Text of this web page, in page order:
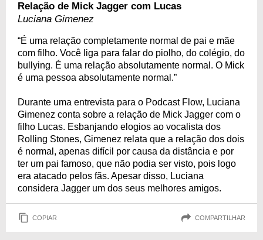
Relação de Mick Jagger com Lucas
Luciana Gimenez
“É uma relação completamente normal de pai e mãe
com filho. Você liga para falar do piolho, do colégio, do
bullying. É uma relação absolutamente normal. O Mick
é uma pessoa absolutamente normal.”
Durante uma entrevista para o Podcast Flow, Luciana
Gimenez conta sobre a relação de Mick Jagger com o
filho Lucas. Esbanjando elogios ao vocalista dos
Rolling Stones, Gimenez relata que a relação dos dois
é normal, apenas difícil por causa da distância e por
ter um pai famoso, que não podia ser visto, pois logo
era atacado pelos fãs. Apesar disso, Luciana
considera Jagger um dos seus melhores amigos.
COPIAR COMPARTILHAR